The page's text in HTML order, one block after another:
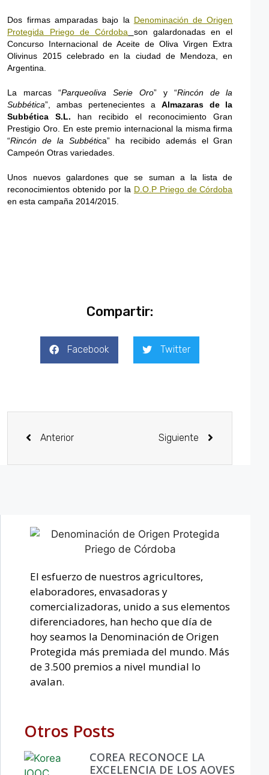
Dos firmas amparadas bajo la Denominación de Origen
Protegida Priego de Córdoba
son galardonadas en el
Concurso Internacional de Aceite de Oliva Virgen Extra
Olivinus 2015 celebrado en la ciudad de Mendoza, en
Argentina.
La marcas “Parqueoliva Serie Oro” y “Rincón de la
Subbética”, ambas pertenecientes a Almazaras de la
Subbética S.L. han recibido el reconocimiento Gran
Prestigio Oro. En este premio internacional la misma firma
“Rincón de la Subbética” ha recibido además el Gran
Campeón Otras variedades.
Unos nuevos galardones que se suman a la lista de
reconocimientos obtenido por la D.O.P Priego de Córdoba
en esta campaña 2014/2015.
Compartir:
Facebook Twitter
Anterior Siguiente
El esfuerzo de nuestros agricultores,
elaboradores, envasadoras y
comercializadoras, unido a sus elementos
diferenciadores, han hecho que día de
hoy seamos la Denominación de Origen
Protegida más premiada del mundo. Más
de 3.500 premios a nivel mundial lo
avalan.
Otros Posts
COREA RECONOCE LA
EXCELENCIA DE LOS AOVES